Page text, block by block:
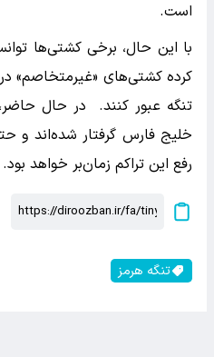
است.
با این حال، برخی کشتی‌ها
کرده کشتی‌های «غیرمتخاصم»
تنگه عبور کنند. در حال
خلیج فارس گرفتار شده‌اند و
رفع این تراکم زمان‌بر خواهد بود.
تنگه هرمز